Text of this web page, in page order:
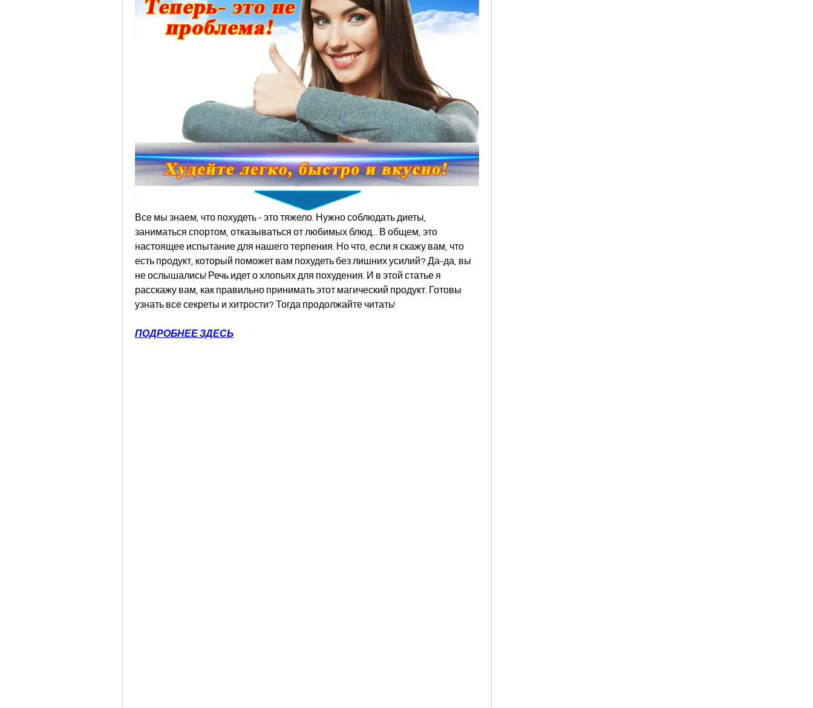
Все мы знаем, что похудеть - это тяжело. Нужно соблюдать диеты,
заниматься спортом, отказываться от любимых блюд... В общем, это
настоящее испытание для нашего терпения. Но что, если я скажу вам, что
есть продукт, который поможет вам похудеть без лишних усилий? Да-да, вы
не ослышались! Речь идет о хлопьях для похудения. И в этой статье я
расскажу вам, как правильно принимать этот магический продукт. Готовы
узнать все секреты и хитрости? Тогда продолжайте читать!
ПОДРОБНЕЕ ЗДЕСЬ